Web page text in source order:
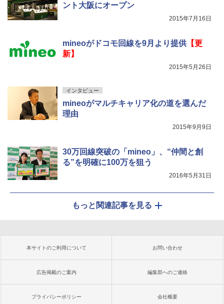
ント大阪にオープン
2015年7月16日
mineoがドコモ回線を9月より提供【更
新】
2015年5月26日
インタビュー
mineoがマルチキャリア化の道を選んだ
理由
2015年9月9日
30万回線突破の「mineo」、“仲間と創
る”を明確に100万を狙う
2016年5月31日
もっと関連記事を見る
本サイトのご利用について お問い合わせ
広告掲載のご案内 編集部へのご連絡
プライバシーポリシー 会社概要